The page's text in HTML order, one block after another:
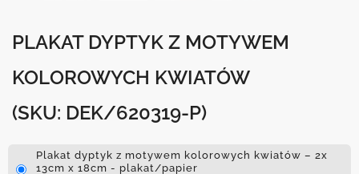
PLAKAT DYPTYK Z MOTYWEM
KOLOROWYCH KWIATÓW
(SKU: DEK/620319-P)
Plakat dyptyk z motywem kolorowych kwiatów – 2x
13cm x 18cm - plakat/papier